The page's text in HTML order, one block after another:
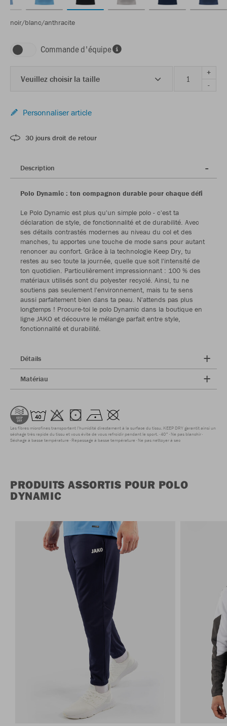
noir/blanc/anthracite
Commande d'équipe
Veuillez choisir la taille
+
-
Personnaliser article
30 jours droit de retour
Description
Polo Dynamic : ton compagnon durable pour chaque défi
Le Polo Dynamic est plus qu'un simple polo - c'est ta
déclaration de style, de fonctionnalité et de durabilité. Avec
ses détails contrastés modernes au niveau du col et des
manches, tu apportes une touche de mode sans pour autant
renoncer au confort. Grâce à la technologie Keep Dry, tu
restes au sec toute la journée, quelle que soit l'intensité de
ton quotidien. Particulièrement impressionnant : 100 % des
matériaux utilisés sont du polyester recyclé. Ainsi, tu ne
soutiens pas seulement l'environnement, mais tu te sens
aussi parfaitement bien dans ta peau. N'attends pas plus
longtemps ! Procure-toi le polo Dynamic dans la boutique en
ligne JAKO et découvre le mélange parfait entre style,
fonctionnalité et durabilité.
Détails
Matériau
Les fibres microfines transportent l'humidité directement à la surface du tissu. KEEP DRY garantit ainsi un
séchage très rapide du tissu et vous évite de vous refroidir pendant le sport. 40° Ne pas blanchir
Séchage à basse température Repassage à basse température Ne pas nettoyer à sec
PRODUITS ASSORTIS POUR POLO
DYNAMIC